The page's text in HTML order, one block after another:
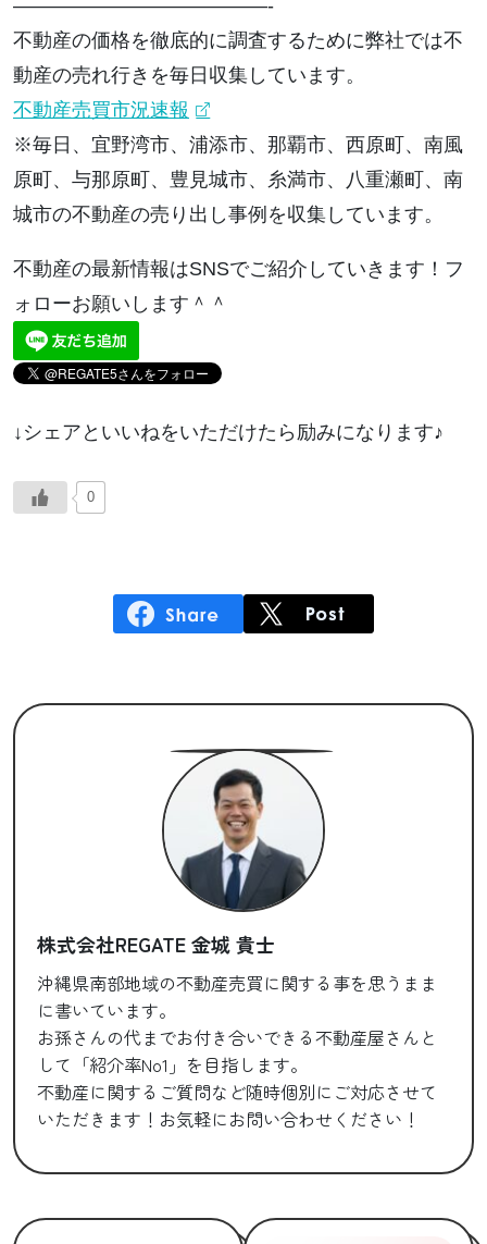
—————————————-
不動産の価格を徹底的に調査するために弊社では不
動産の売れ行きを毎日収集しています。
不動産売買市況速報
※毎日、宜野湾市、浦添市、那覇市、西原町、南風
原町、与那原町、豊見城市、糸満市、八重瀬町、南
城市の不動産の売り出し事例を収集しています。
不動産の最新情報はSNSでご紹介していきます！フ
ォローお願いします＾＾
↓シェアといいねをいただけたら励みになります♪
0
株式会社REGATE 金城 貴士
沖縄県南部地域の不動産売買に関する事を思うまま
に書いています。
お孫さんの代までお付き合いできる不動産屋さんと
して「紹介率No1」を目指します。
不動産に関するご質問など随時個別にご対応させて
いただきます！お気軽にお問い合わせください！